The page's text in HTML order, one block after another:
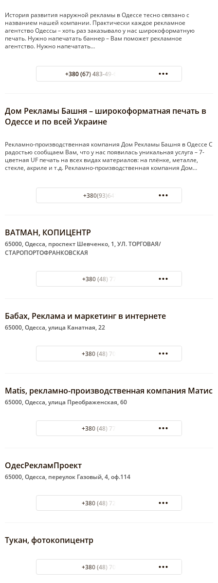
История развития наружной рекламы в Одессе тесно связано с
названием нашей компании. Практически каждое рекламное
агентство Одессы – хоть раз заказывало у нас широкоформатную
печать. Нужно напечатать баннер – Вам поможет рекламное
агентство. Нужно напечатать…
+380 (67) 483-49-69 Александр
Дом Рекламы Башня – широкоформатная печать в
Одессе и по всей Украине
Рекламно-производственная компания Дом Рекламы Башня в Одессе С
радостью сообщаем Вам, что у нас появилась уникальная услуга – 7-
цветная UF печать на всех видах материалов: на плёнке, металле,
стекле, акриле и т.д. Рекламно-производственная компания Дом…
+380(93)641-26-19
ВАТМАН, КОПИЦЕНТР
65000, Одесса, проспект Шевченко, 1, УЛ. ТОРГОВАЯ/
СТАРОПОРТОФРАНКОВСКАЯ
+380 (48) 776 04 43
Бабах, Реклама и маркетинг в интернете
65000, Одесса, улица Канатная, 22
+380 (48) 700-00-84
Matis, рекламно-производственная компания Матис
65000, Одесса, улица Преображенская, 60
+380 (48) 777-70-23
ОдесРекламПроект
65000, Одесса, переулок Газовый, 4, оф.114
+380 (48) 728-88-89
Тукан, фотокопицентр
+380 (48) 702-52-68